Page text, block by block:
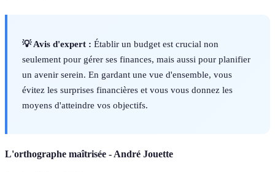
💡 Avis d'expert : Établir un budget est crucial non
seulement pour gérer ses finances, mais aussi pour planifier
un avenir serein. En gardant une vue d'ensemble, vous
évitez les surprises financières et vous vous donnez les
moyens d'atteindre vos objectifs.
L'orthographe maîtrisée - André Jouette